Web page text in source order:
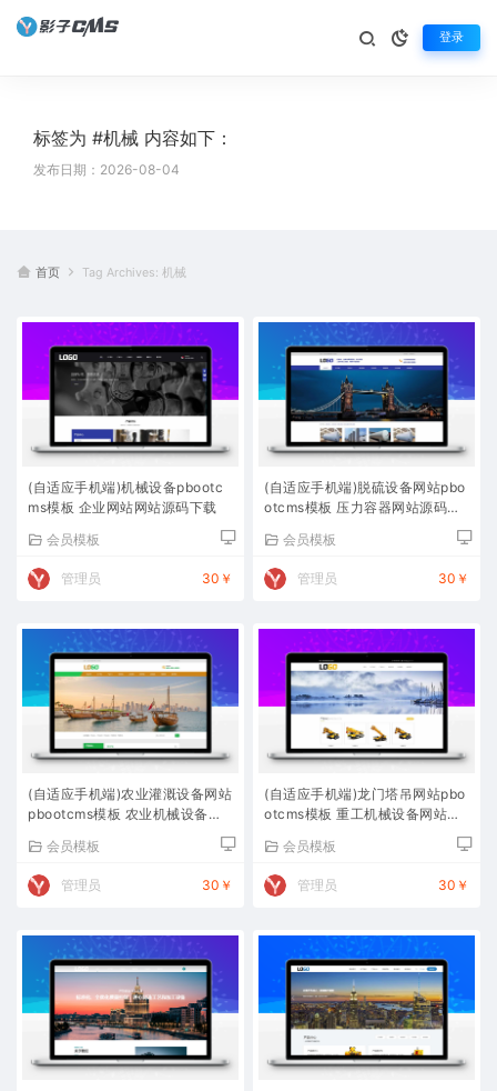
登录
标签为 #机械 内容如下：
发布日期：2026-08-04
首页 Tag Archives: 机械
(自适应手机端)机械设备pbootc
ms模板 企业网站网站源码下载
会员模板
管理员 30￥
(自适应手机端)脱硫设备网站pbo
otcms模板 压力容器网站源码下
会员模板
管理员 30￥
(自适应手机端)农业灌溉设备网站
pbootcms模板 农业机械设备网
会员模板
管理员 30￥
(自适应手机端)龙门塔吊网站pbo
otcms模板 重工机械设备网站源
会员模板
管理员 30￥